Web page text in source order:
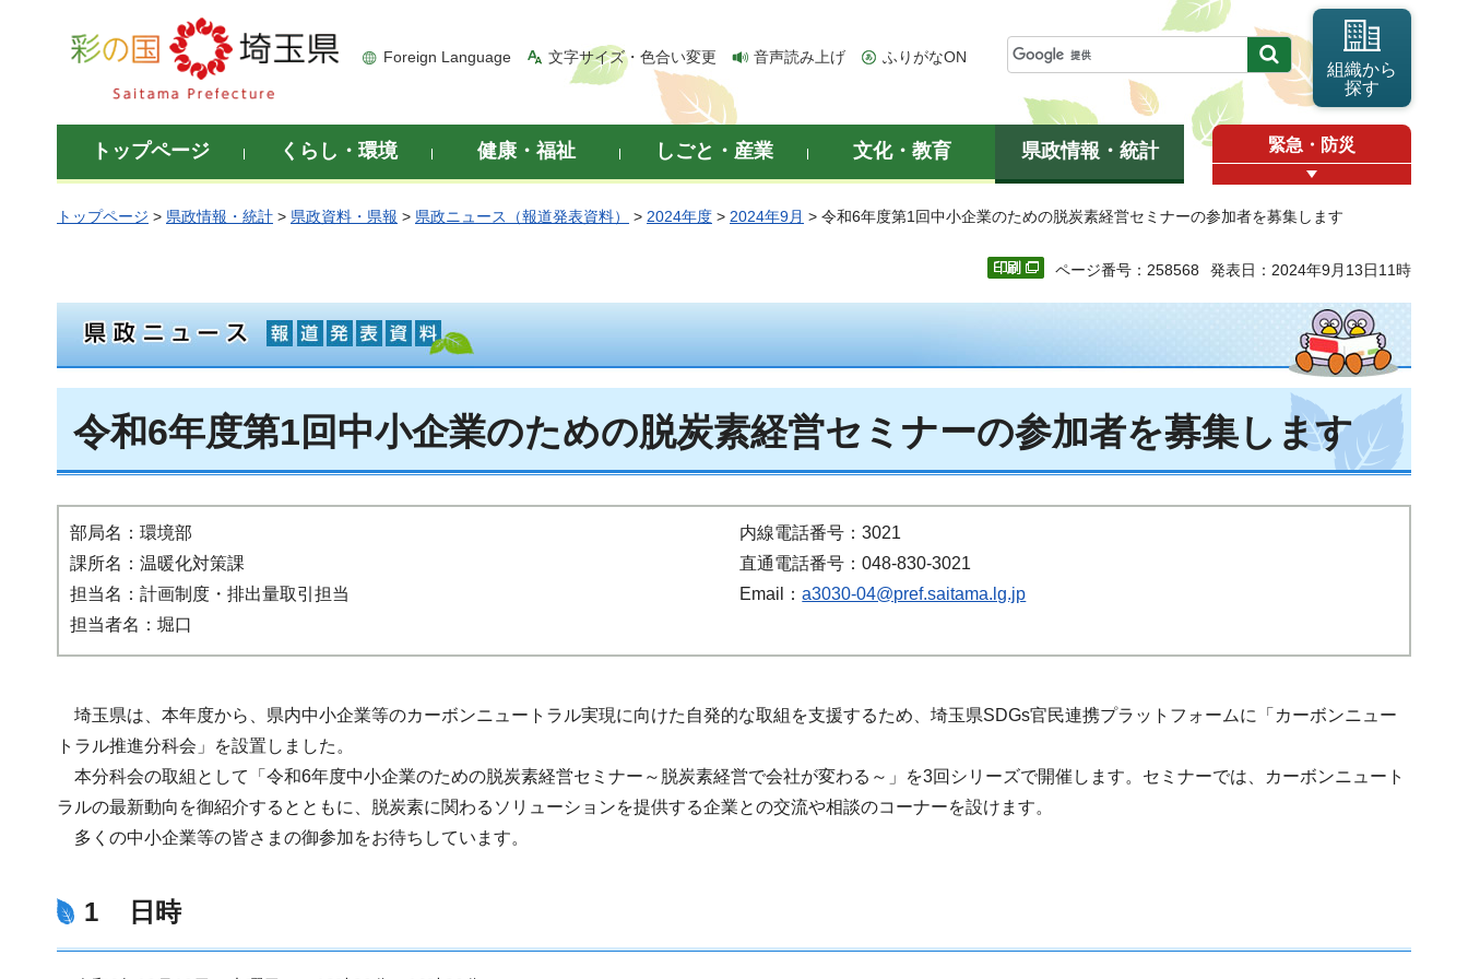
彩の国 埼玉県
Foreign Language 文字サイズ・色合い変更 音声読み上げ ふりがなON
組織から
探す
トップページ くらし・環境 健康・福祉 しごと・産業 文化・教育 県政情報・統計 緊急・防災
トップページ > 県政情報・統計 > 県政資料・県報 > 県政ニュース（報道発表資料） > 2024年度 > 2024年9月 > 令和6年度第1回中小企業のための脱炭素経営セミナーの参加者を募集します
ページ番号：258568 発表日：2024年9月13日11時
令和6年度第1回中小企業のための脱炭素経営セミナーの参加者を募集します
部局名：環境部
課所名：温暖化対策課
担当名：計画制度・排出量取引担当
担当者名：堀口
内線電話番号：3021
直通電話番号：048-830-3021
Email：a3030-04@pref.saitama.lg.jp
埼玉県は、本年度から、県内中小企業等のカーボンニュートラル実現に向けた自発的な取組を支援するため、埼玉県SDGs官民連携プラットフォームに「カーボンニュー
トラル推進分科会」を設置しました。
本分科会の取組として「令和6年度中小企業のための脱炭素経営セミナー～脱炭素経営で会社が変わる～」を3回シリーズで開催します。セミナーでは、カーボンニュート
ラルの最新動向を御紹介するとともに、脱炭素に関わるソリューションを提供する企業との交流や相談のコーナーを設けます。
多くの中小企業等の皆さまの御参加をお待ちしています。
1 日時